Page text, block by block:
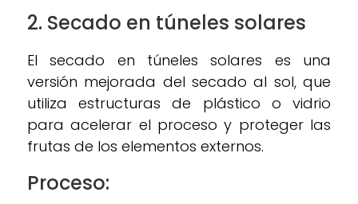
2. Secado en túneles solares
El secado en túneles solares es una
versión mejorada del secado al sol, que
utiliza estructuras de plástico o vidrio
para acelerar el proceso y proteger las
frutas de los elementos externos.
Proceso: